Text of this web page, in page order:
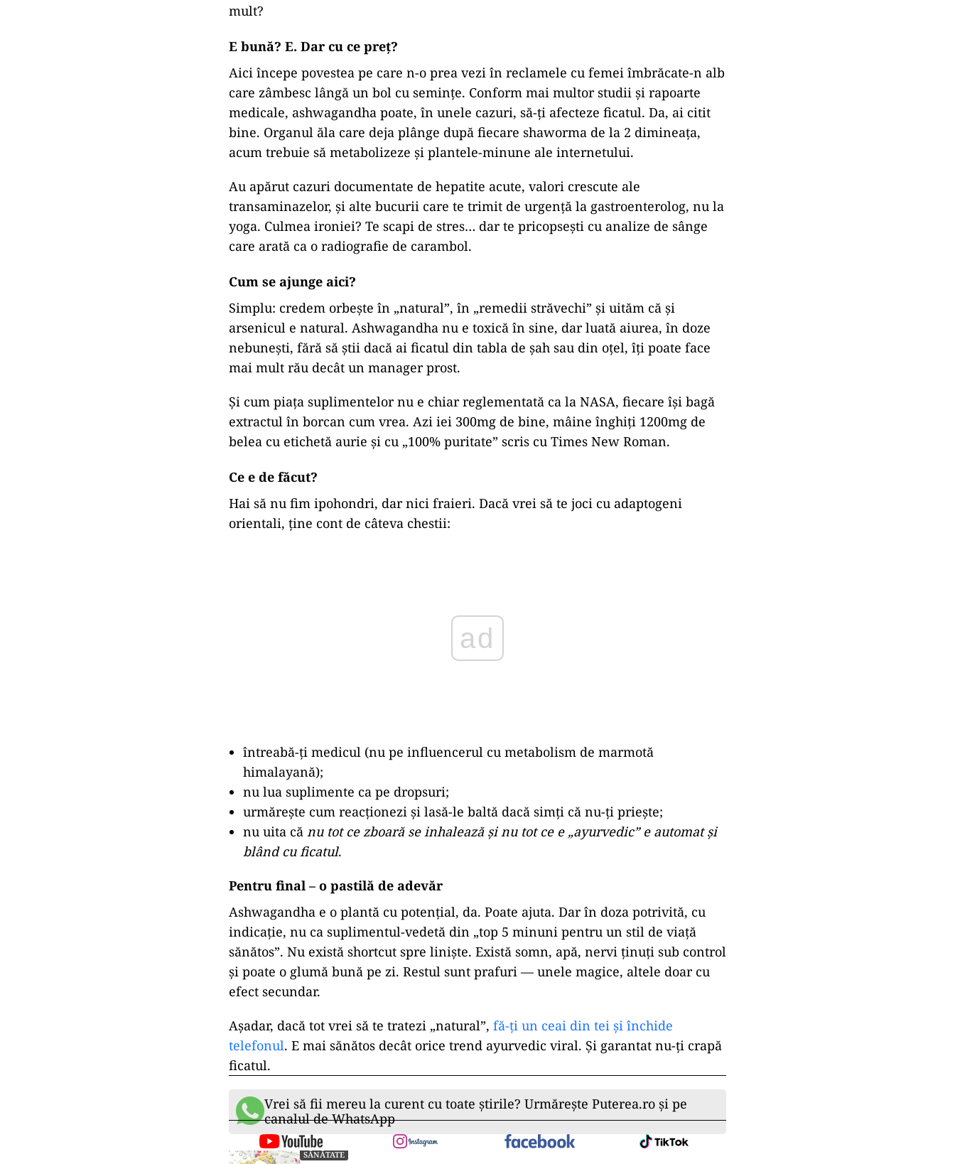
mult?
E bună? E. Dar cu ce preț?
Aici începe povestea pe care n-o prea vezi în reclamele cu femei îmbrăcate-n alb
care zâmbesc lângă un bol cu semințe. Conform mai multor studii și rapoarte
medicale, ashwagandha poate, în unele cazuri, să-ți afecteze ficatul. Da, ai citit
bine. Organul ăla care deja plânge după fiecare shaworma de la 2 dimineața,
acum trebuie să metabolizeze și plantele-minune ale internetului.
Au apărut cazuri documentate de hepatite acute, valori crescute ale
transaminazelor, și alte bucurii care te trimit de urgență la gastroenterolog, nu la
yoga. Culmea ironiei? Te scapi de stres… dar te pricopsești cu analize de sânge
care arată ca o radiografie de carambol.
Cum se ajunge aici?
Simplu: credem orbește în „natural”, în „remedii străvechi” și uităm că și
arsenicul e natural. Ashwagandha nu e toxică în sine, dar luată aiurea, în doze
nebunești, fără să știi dacă ai ficatul din tabla de șah sau din oțel, îți poate face
mai mult rău decât un manager prost.
Și cum piața suplimentelor nu e chiar reglementată ca la NASA, fiecare își bagă
extractul în borcan cum vrea. Azi iei 300mg de bine, mâine înghiți 1200mg de
belea cu etichetă aurie și cu „100% puritate” scris cu Times New Roman.
Ce e de făcut?
Hai să nu fim ipohondri, dar nici fraieri. Dacă vrei să te joci cu adaptogeni
orientali, ține cont de câteva chestii:
ad
întreabă-ți medicul (nu pe influencerul cu metabolism de marmotă
himalayană);
nu lua suplimente ca pe dropsuri;
urmărește cum reacționezi și lasă-le baltă dacă simți că nu-ți priește;
nu uita că nu tot ce zboară se inhalează și nu tot ce e „ayurvedic” e automat și
blând cu ficatul.
Pentru final – o pastilă de adevăr
Ashwagandha e o plantă cu potențial, da. Poate ajuta. Dar în doza potrivită, cu
indicație, nu ca suplimentul-vedetă din „top 5 minuni pentru un stil de viață
sănătos”. Nu există shortcut spre liniște. Există somn, apă, nervi ținuți sub control
și poate o glumă bună pe zi. Restul sunt prafuri — unele magice, altele doar cu
efect secundar.
Așadar, dacă tot vrei să te tratezi „natural”, fă-ți un ceai din tei și închide
telefonul. E mai sănătos decât orice trend ayurvedic viral. Și garantat nu-ți crapă
ficatul.
Vrei să fii mereu la curent cu toate știrile? Urmărește Puterea.ro și pe
canalul de WhatsApp
SĂNĂTATE